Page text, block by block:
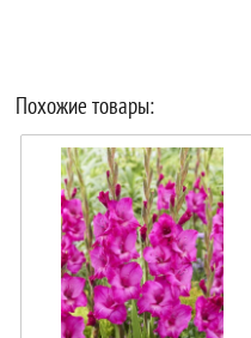
Похожие товары: